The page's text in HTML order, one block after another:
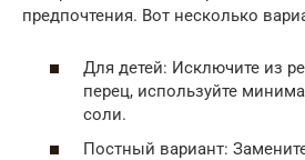
предпочтения. Вот несколько
Для детей: Исключите из
перец, используйте
соли.
Постный вариант: